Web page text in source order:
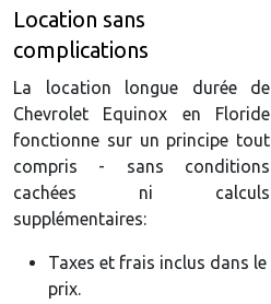
Location sans
complications
La location longue durée de
Chevrolet Equinox en Floride
fonctionne sur un principe tout
compris - sans conditions
cachées ni calculs
supplémentaires:
Taxes et frais inclus dans le
prix.